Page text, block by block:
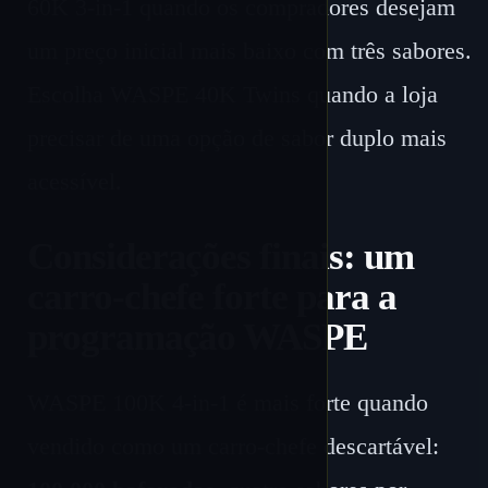
60K 3-in-1 quando os compradores desejam
um preço inicial mais baixo com três sabores.
Escolha WASPE 40K Twins quando a loja
precisar de uma opção de sabor duplo mais
Considerações finais: um
carro-chefe forte para a
programação WASPE
WASPE 100K 4-in-1 é mais forte quando
vendido como um carro-chefe descartável: